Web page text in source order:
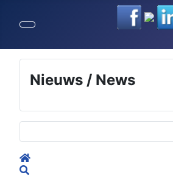
Nieuws / News
Selecteer de taal
Home